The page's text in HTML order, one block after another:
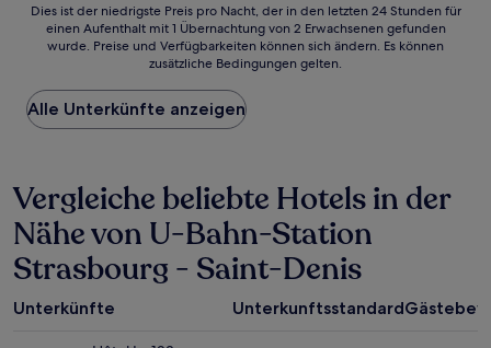
Dies
der
Preis
pro
Nacht,
den
letzten
24 Stunden
für
einen
mit
Dies ist der niedrigste Preis pro Nacht, der in den letzten 24 Stunden für
einen Aufenthalt mit 1 Übernachtung von 2 Erwachsenen gefunden
wurde. Preise und Verfügbarkeiten können sich ändern. Es können
zusätzliche Bedingungen gelten.
Alle Unterkünfte anzeigen
Vergleiche beliebte Hotels in der
Nähe von U-Bahn-Station
Strasbourg - Saint-Denis
Unterkünfte Unterkunftsstandard